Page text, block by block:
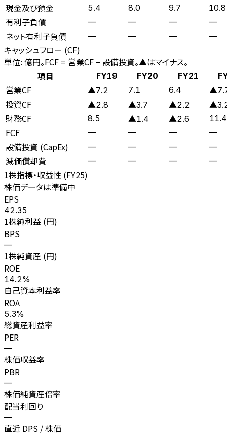
現金及び預金 5.4 8.0 9.7 10.8
有利子負債 — — — —
ネット有利子負債 — — — —
キャッシュフロー (CF)
単位: 億円。FCF = 営業CF − 設備投資。▲はマイナス。
項目
FY19 FY20 FY21
営業CF ▲7.2 7.1 6.4
投資CF ▲2.8 ▲3.7 ▲2.2
財務CF 8.5 ▲1.4 ▲2.6 11.4
FCF — — — —
設備投資 (CapEx) — — — —
減価償却費 — — — —
1株指標・収益性 (FY25)
株価データは準備中
EPS
42.35
1株純利益 (円)
BPS
—
1株純資産 (円)
ROE
14.2%
自己資本利益率
ROA
5.3%
総資産利益率
PER
—
株価収益率
PBR
—
株価純資産倍率
配当利回り
—
直近 DPS / 株価